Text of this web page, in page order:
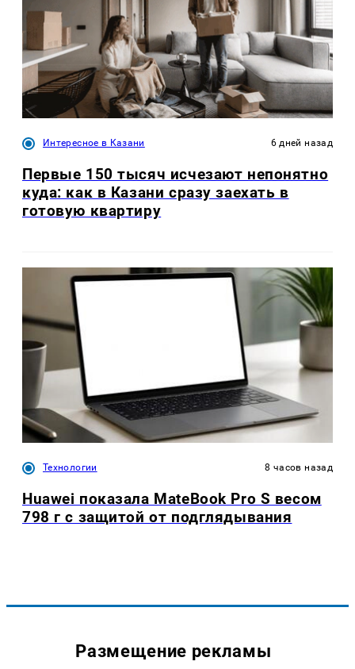
Интересное в Казани 6 дней назад
Первые 150 тысяч исчезают непонятно
куда: как в Казани сразу заехать в
готовую квартиру
Технологии 8 часов назад
Huawei показала MateBook Pro S весом
798 г с защитой от подглядывания
Размещение рекламы